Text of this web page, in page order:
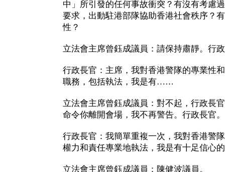
中」所引發的任何事故衝突？有沒有考慮
要求，出動駐港部隊協助香港社會秩序？
性？
立法會主席曾鈺成議員：請保持肅靜。行
行政長官：主席，我對香港警隊的專業性
職務，包括執法，我是有……
立法會主席曾鈺成議員：對不起，行政長
命令你離開會場，我不再警告。行政長官。
行政長官：我簡單重複一次，我對香港警
權力和責任專業地執法，我是有十足信心
立法會主席曾鈺成議員：陳健波議員。